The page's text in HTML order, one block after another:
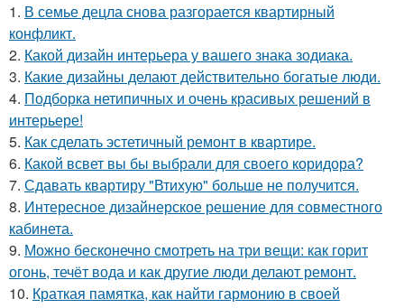
1. В семье децла снова разгорается квартирный
конфликт.
2. Какой дизайн интерьера у вашего знака зодиака.
3. Какие дизайны делают действительно богатые люди.
4. Подборка нетипичных и очень красивых решений в
интерьере!
5. Как сделать эстетичный ремонт в квартире.
6. Какой всвет вы бы выбрали для своего коридора?
7. Сдавать квартиру "Втихую" больше не получится.
8. Интересное дизайнерское решение для совместного
кабинета.
9. Можно бесконечно смотреть на три вещи: как горит
огонь, течёт вода и как другие люди делают ремонт.
10. Краткая памятка, как найти гармонию в своей